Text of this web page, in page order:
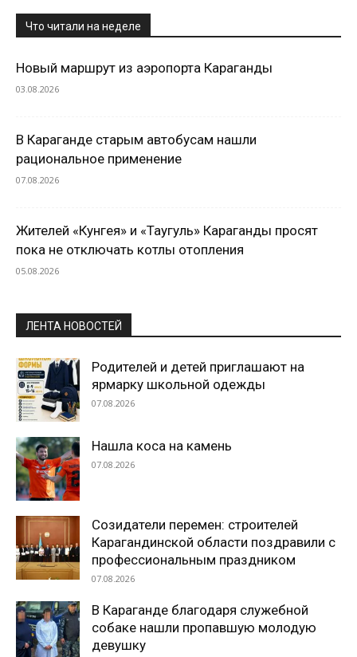
Что читали на неделе
Новый маршрут из аэропорта Караганды
03.08.2026
В Караганде старым автобусам нашли
рациональное применение
07.08.2026
Жителей «Кунгея» и «Таугуль» Караганды просят
пока не отключать котлы отопления
05.08.2026
ЛЕНТА НОВОСТЕЙ
Родителей и детей приглашают на
ярмарку школьной одежды
07.08.2026
Нашла коса на камень
07.08.2026
Созидатели перемен: строителей
Карагандинской области поздравили с
профессиональным праздником
07.08.2026
В Караганде благодаря служебной
собаке нашли пропавшую молодую
девушку